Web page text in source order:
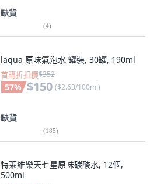
缺貨
(4)
laqua 原味氣泡水 罐裝, 30罐, 190ml
首購折扣價$352
57% $150 ($2.63/100ml)
缺貨
(185)
特萊維樂天七星原味碳酸水, 12個,
500ml